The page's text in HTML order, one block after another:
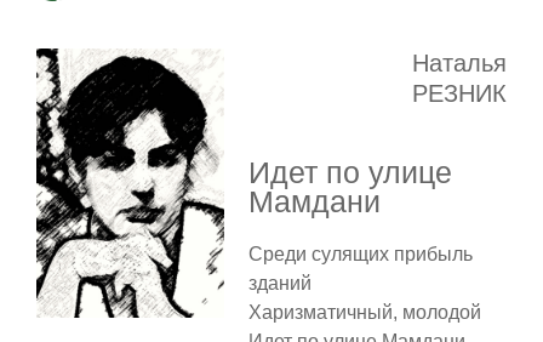
Наталья
РЕЗНИК
Идет по улице
Мамдани
Среди сулящих прибыль
зданий
Харизматичный, молодой